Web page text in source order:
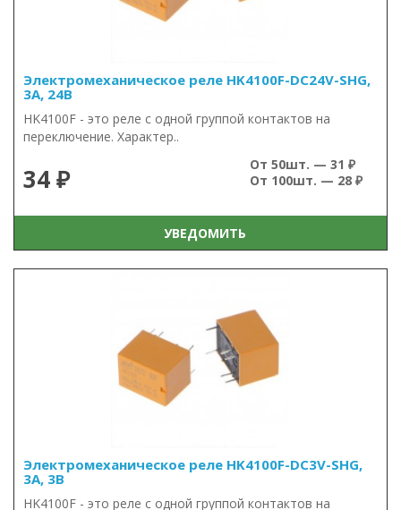
Электромеханическое реле HK4100F-DC24V-SHG,
3А, 24В
HK4100F - это реле с одной группой контактов на
переключение. Характер..
34 ₽
От 50шт. — 31 ₽
От 100шт. — 28 ₽
УВЕДОМИТЬ
Электромеханическое реле HK4100F-DC3V-SHG,
3А, 3В
HK4100F - это реле с одной группой контактов на